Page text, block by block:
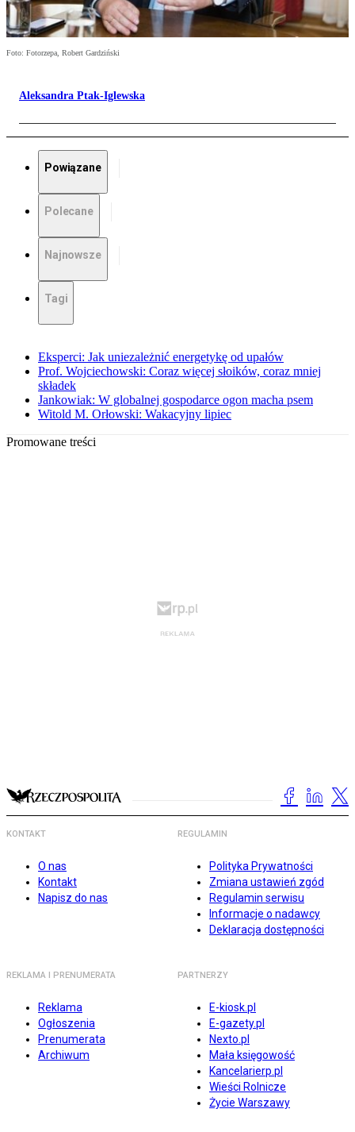
Foto: Fotorzepa, Robert Gardziński
Aleksandra Ptak-Iglewska
Powiązane
Polecane
Najnowsze
Tagi
Eksperci: Jak uniezależnić energetykę od upałów
Prof. Wojciechowski: Coraz więcej słoików, coraz mniej
składek
Jankowiak: W globalnej gospodarce ogon macha psem
Witold M. Orłowski: Wakacyjny lipiec
Promowane treści
KONTAKT
O nas
Kontakt
Napisz do nas
REGULAMIN
Polityka Prywatności
Zmiana ustawień zgód
Regulamin serwisu
Informacje o nadawcy
Deklaracja dostępności
REKLAMA I PRENUMERATA
Reklama
Ogłoszenia
Prenumerata
Archiwum
PARTNERZY
E-kiosk.pl
E-gazety.pl
Nexto.pl
Mała księgowość
Kancelarierp.pl
Wieści Rolnicze
Życie Warszawy